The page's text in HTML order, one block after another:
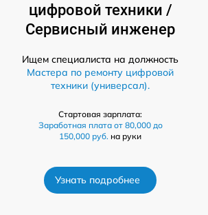
цифровой техники /
Сервисный инженер
Ищем специалиста на должность
Мастера по ремонту цифровой
техники (универсал).
Стартовая зарплата:
Заработная плата от 80,000 до
150,000 руб. на руки
Узнать подробнее